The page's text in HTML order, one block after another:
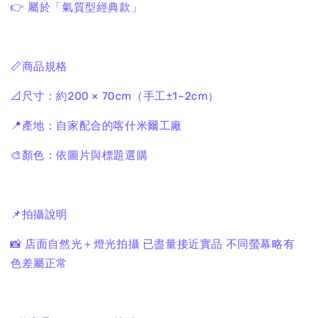
👉 屬於「氣質型經典款」
📏商品規格
📐尺寸：約200 × 70cm（手工±1~2cm）
📍產地：自家配合的喀什米爾工廠
🎨顏色：依圖片與標題選購
📌拍攝說明
📸 店面自然光＋燈光拍攝 已盡量接近實品 不同螢幕略有
色差屬正常